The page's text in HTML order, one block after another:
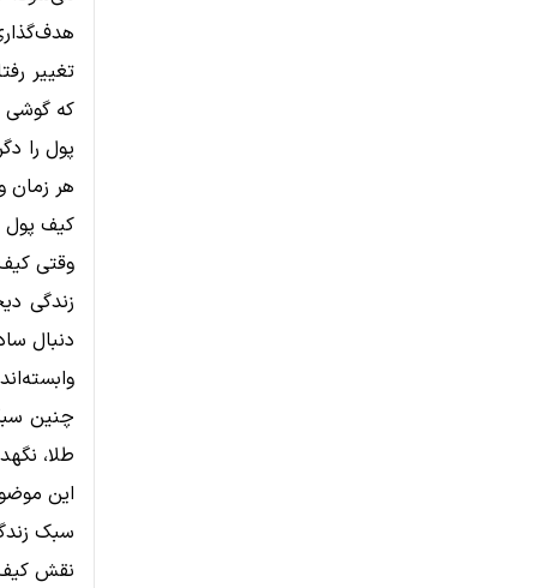
تغییر
که گوشی
پول را
هر زمان
کیف پول
وقتی
زندگی
دنبال
چنین
طلا،
این
سبک
نقش کیف